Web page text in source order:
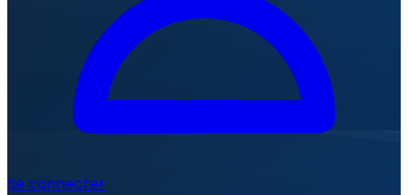
Se connecter